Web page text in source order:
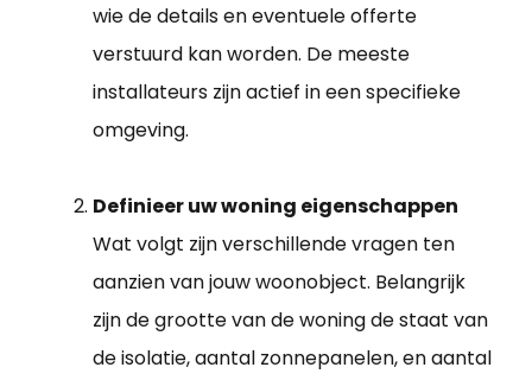
wie de details en eventuele offerte
verstuurd kan worden. De meeste
installateurs zijn actief in een specifieke
omgeving.
Definieer uw woning eigenschappen
Wat volgt zijn verschillende vragen ten
aanzien van jouw woonobject. Belangrijk
zijn de grootte van de woning de staat van
de isolatie, aantal zonnepanelen, en aantal